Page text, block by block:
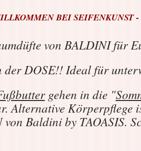
BEI SEIFENKUNST -
von BALDINI für
DOSE!! Ideal für
gehen in die "
Alternative Körperpflege
Baldini by TAOASIS.